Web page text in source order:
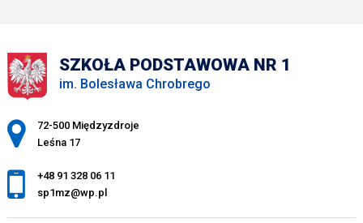
SZKOŁA PODSTAWOWA NR 1
im. Bolesława Chrobrego
Adres pocztowy:
72-500 Międzyzdroje
Leśna 17
+48 91 328 06 11
sp1mz@wp.pl